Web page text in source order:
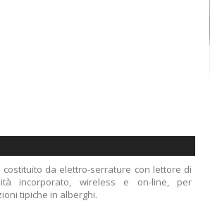
costituito da elettro-serrature con lettore di
incorporato, wireless e on-line, per
tipiche in alberghi.